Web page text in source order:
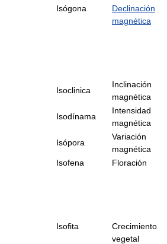
Isógona
Declinación
magnética
Isoclinica
Inclinación
magnética
Isodínama
Intensidad
magnética
Isópora
Variación
magnética
Isofena Floración
Isofita
Crecimiento
vegetal